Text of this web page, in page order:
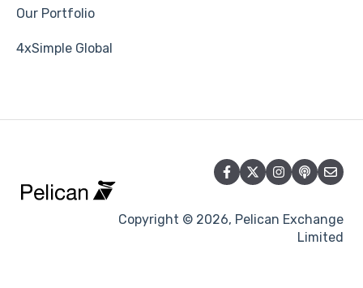
Our Portfolio
4xSimple Global
Copyright © 2026, Pelican Exchange
Limited